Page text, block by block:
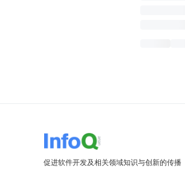
促进软件开发及相关领域知识与创新的传播